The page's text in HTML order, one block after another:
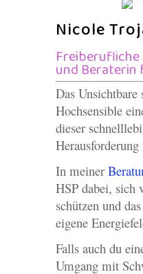
Nicole
und Beraterin
Das Unsichtbare
Hochsensible
dieser
In meiner
HSP dabei, sich
schützen und
eigene
Falls auch du
Umgang mit